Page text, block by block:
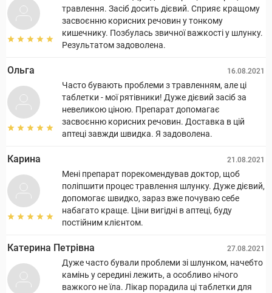
травлення. Засіб досить дієвий. Сприяє кращому
засвоєнню корисних речовин у тонкому
кишечнику. Позбулась звичної важкості у шлунку.
Результатом задоволена.
Ольга 16.08.2021
Часто бувають проблеми з травленням, але ці
таблетки - мої рятівники! Дуже дієвий засіб за
невеликою ціною. Препарат допомагає
засвоєнню корисних речовин. Доставка в цій
аптеці завжди швидка. Я задоволена.
Карина 21.08.2021
Мені препарат порекомендував доктор, щоб
поліпшити процес травлення шлунку. Дуже дієвий,
допомогає швидко, зараз вже почуваю себе
набагато краще. Ціни вигідні в аптеці, буду
постійним клієнтом.
Катерина Петрівна 27.08.2021
Дуже часто бували проблеми зі шлунком, начебто
камінь у середині лежить, а особливо нічого
важкого не їла. Лікар порадила ці таблетки для